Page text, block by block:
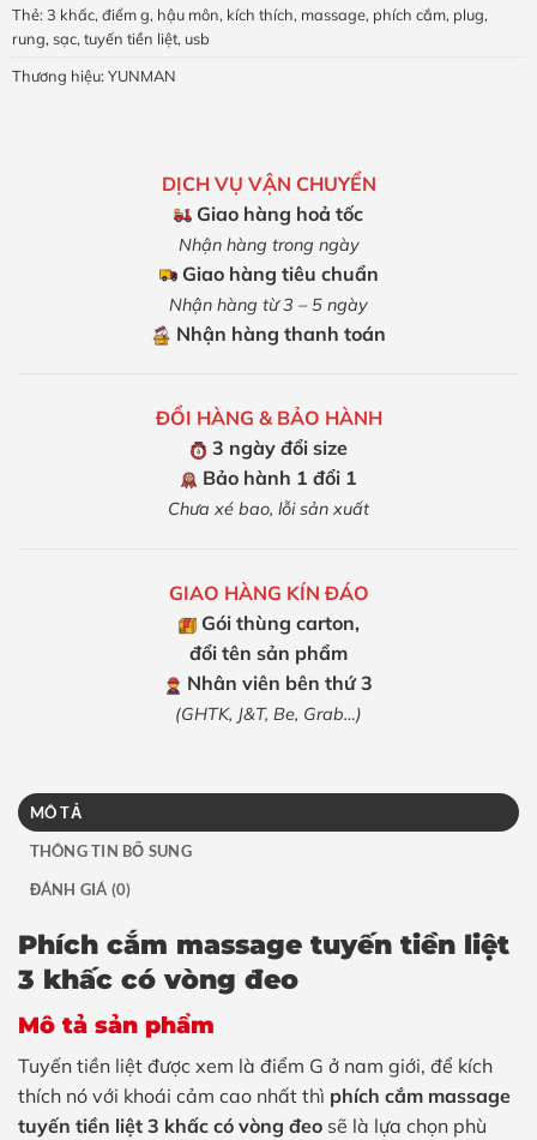
Thẻ: 3 khấc, điểm g, hậu môn, kích thích, massage, phích cắm, plug,
rung, sạc, tuyến tiền liệt, usb
Thương hiệu: YUNMAN
DỊCH VỤ VẬN CHUYỂN
Giao hàng hoả tốc
Nhận hàng trong ngày
Giao hàng tiêu chuẩn
Nhận hàng từ 3 – 5 ngày
Nhận hàng thanh toán
ĐỔI HÀNG & BẢO HÀNH
3 ngày đổi size
Bảo hành 1 đổi 1
Chưa xé bao, lỗi sản xuất
GIAO HÀNG KÍN ĐÁO
Gói thùng carton,
đổi tên sản phẩm
Nhân viên bên thứ 3
(GHTK, J&T, Be, Grab…)
MÔ TẢ
THÔNG TIN BỔ SUNG
ĐÁNH GIÁ (0)
Phích cắm massage tuyến tiền liệt
3 khấc có vòng đeo
Mô tả sản phẩm
Tuyến tiền liệt được xem là điểm G ở nam giới, để kích
thích nó với khoái cảm cao nhất thì phích cắm massage
tuyến tiền liệt 3 khấc có vòng đeo sẽ là lựa chọn phù